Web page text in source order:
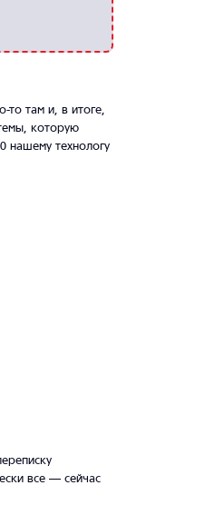
то там и, в итоге,
которую
нашему технологу
все — сейчас